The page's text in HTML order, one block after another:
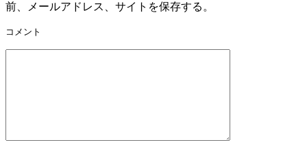
前、メールアドレス、サイトを保存する。
コメント